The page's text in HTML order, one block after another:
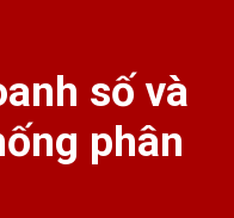
số và
phân